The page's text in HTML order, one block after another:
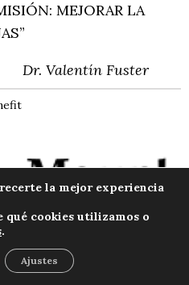
MEJORAR LA
Dr. Valentín Fuster
Menú
la mejor experiencia
qué cookies utilizamos o
.
Ajustes